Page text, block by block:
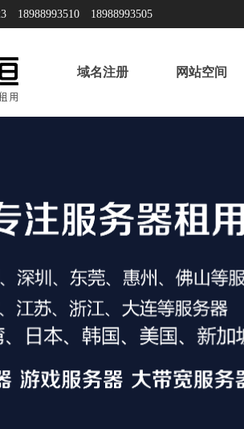
18988993510 18988993505
域名注册 网站空间